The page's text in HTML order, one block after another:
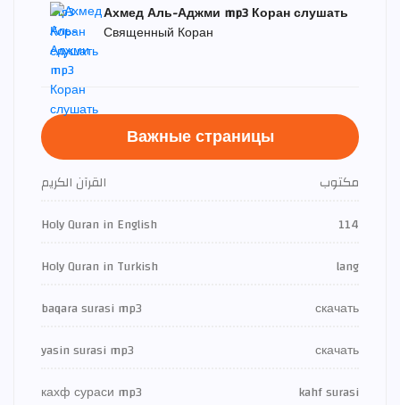
Ахмед Аль-Аджми mp3 Коран слушать
Священный Коран
Важные страницы
القرآن الكريم
مكتوب
Holy Quran in English
114
Holy Quran in Turkish
lang
baqara surasi mp3
скачать
yasin surasi mp3
скачать
кахф сураси mp3
kahf surasi